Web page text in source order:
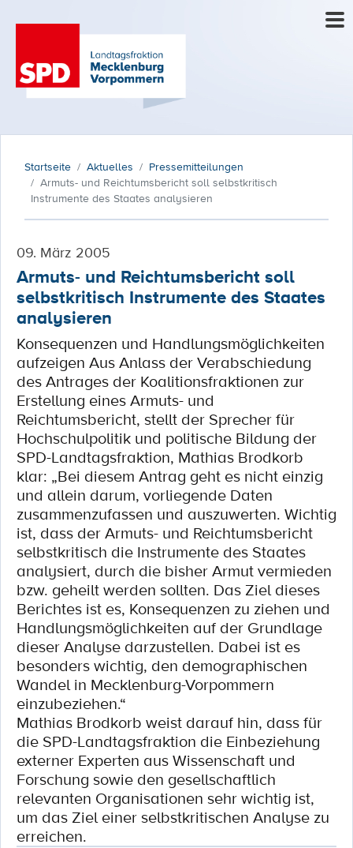
Startseite Aktuelles
Pressemitteilungen
Armuts- und Reichtumsbericht soll selbstkritisch
Instrumente des Staates analysieren
09. März 2005
Armuts- und Reichtumsbericht soll
selbstkritisch Instrumente des Staates
analysieren
Konsequenzen und Handlungsmöglichkeiten
aufzeigen Aus Anlass der Verabschiedung
des Antrages der Koalitionsfraktionen zur
Erstellung eines Armuts- und
Reichtumsbericht, stellt der Sprecher für
Hochschulpolitik und politische Bildung der
SPD-Landtagsfraktion, Mathias Brodkorb
klar: „Bei diesem Antrag geht es nicht einzig
und allein darum, vorliegende Daten
zusammenzufassen und auszuwerten. Wichtig
ist, dass der Armuts- und Reichtumsbericht
selbstkritisch die Instrumente des Staates
analysiert, durch die bisher Armut vermieden
bzw. geheilt werden sollten. Das Ziel dieses
Berichtes ist es, Konsequenzen zu ziehen und
Handlungsmöglichkeiten auf der Grundlage
dieser Analyse darzustellen. Dabei ist es
besonders wichtig, den demographischen
Wandel in Mecklenburg-Vorpommern
einzubeziehen.“
Mathias Brodkorb weist darauf hin, dass für
die SPD-Landtagsfraktion die Einbeziehung
externer Experten aus Wissenschaft und
Forschung sowie den gesellschaftlich
relevanten Organisationen sehr wichtig ist,
um das Ziel einer selbstkritischen Analyse zu
erreichen.